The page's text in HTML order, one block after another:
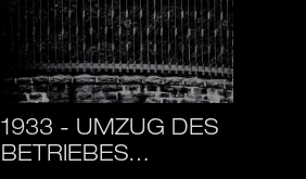
1933 - UMZUG DES
BETRIEBES…